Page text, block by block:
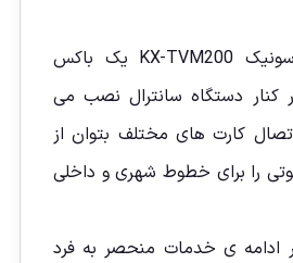
صندوق صوتی پاناسونیک KX-TVM200 یک باکس
کنار دستگاه سانترال نصب می
کارت های مختلف بتوان از
را برای خطوط شهری و داخلی
ادامه ی خدمات منحصر به فرد